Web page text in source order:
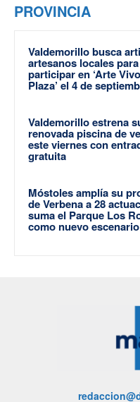
PROVINCIA
Valdemorillo busca
artesanos locales para
participar en ‘Arte
Plaza’ el 4 de
Valdemorillo estrena
renovada piscina de
este viernes con
gratuita
Móstoles amplía su
de Verbena a 28
suma el Parque Los
como nuevo escenario